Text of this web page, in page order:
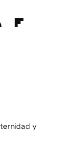
y